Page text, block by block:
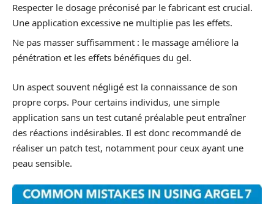
Respecter le dosage préconisé par le fabricant est crucial.
Une application excessive ne multiplie pas les effets.
Ne pas masser suffisamment : le massage améliore la
pénétration et les effets bénéfiques du gel.
Un aspect souvent négligé est la connaissance de son
propre corps. Pour certains individus, une simple
application sans un test cutané préalable peut entraîner
des réactions indésirables. Il est donc recommandé de
réaliser un patch test, notamment pour ceux ayant une
peau sensible.